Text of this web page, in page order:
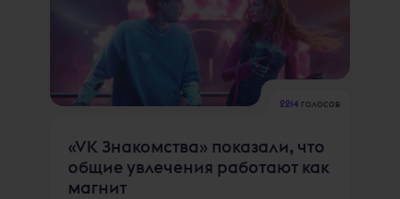
2214 голосов
«VK Знакомства» показали, что
общие увлечения работают как
магнит